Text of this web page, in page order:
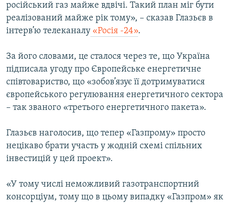
російський газ майже вдвічі. Такий план міг бути
реалізований майже рік тому», – сказав Глазьєв в
інтерв’ю телеканалу «Росія -24».
За його словами, це сталося через те, що Україна
підписала угоду про Європейське енергетичне
співтовариство, що «зобов’язує її дотримуватися
європейського регулювання енергетичного сектора
– так званого «третього енергетичного пакета».
Глазьєв наголосив, що тепер «Газпрому» просто
нецікаво брати участь у жодній схемі спільних
інвестицій у цей проект».
«У тому числі неможливий газотранспортний
консорціум, тому що в цьому випадку «Газпром» як